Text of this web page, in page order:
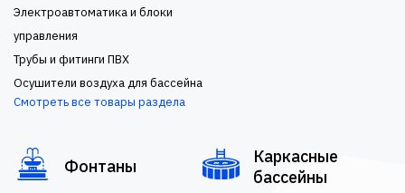
Электроавтоматика и блоки
управления
Трубы и фитинги ПВХ
Осушители воздуха для бассейна
Смотреть все товары раздела
Фонтаны
Каркасные
бассейны